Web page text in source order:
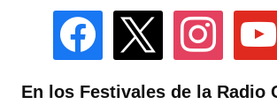
facebook instagram youtube
En los Festivales de la Radio